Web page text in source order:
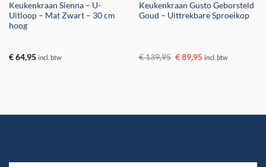
Keukenkraan Sienna – U-
Uitloop – Mat Zwart – 30 cm
hoog
€64,95 incl. btw
Keukenkraan Gusto Geborsteld
Goud – Uittrekbare Sproeikop
€139,95 Oorspronkelijke
€89,95Huidige
incl. btw